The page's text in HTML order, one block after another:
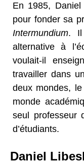
En 1985, Daniel
pour fonder sa
Intermundium. Il
alternative à
voulait-il
travailler dans
deux mondes,
monde
seul professeur
d’étudiants.
Daniel